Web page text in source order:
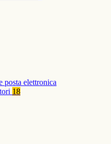
posta elettronica
18